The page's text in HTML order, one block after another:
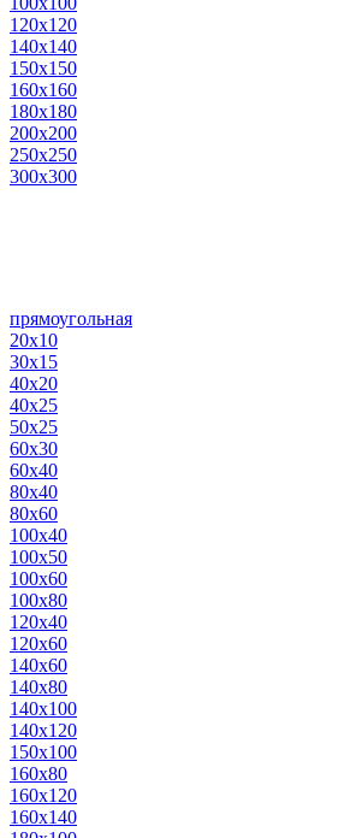
120х120
140х140
150х150
160х160
180х180
200х200
250х250
300х300
прямоугольная
20х10
30х15
40х20
40х25
50х25
60х30
60х40
80х40
80х60
100х40
100х50
100х60
100х80
120х40
120х60
140х60
140х80
140х100
140х120
150х100
160х80
160х120
160х140